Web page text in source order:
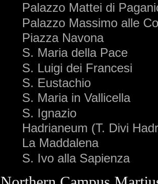
Palazzo Mattei di
Palazzo Massimo alle
Piazza Navona
S. Maria della Pace
S. Luigi dei Francesi
S. Eustachio
S. Maria in Vallicella
S. Ignazio
Hadrianeum (T. Divi
La Maddalena
S. Ivo alla Sapienza